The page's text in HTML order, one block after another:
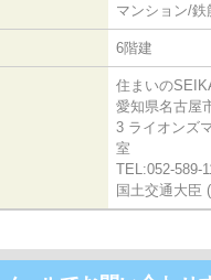
マンション/鉄
6階建
住まいの
愛知県名古屋
3 ライオンズ
室
TEL:052-589-
国土交通大臣